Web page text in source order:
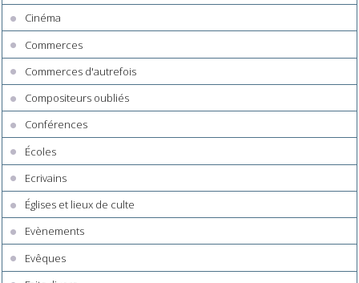
Cinéma
Commerces
Commerces d'autrefois
Compositeurs oubliés
Conférences
Écoles
Ecrivains
Églises et lieux de culte
Evènements
Evêques